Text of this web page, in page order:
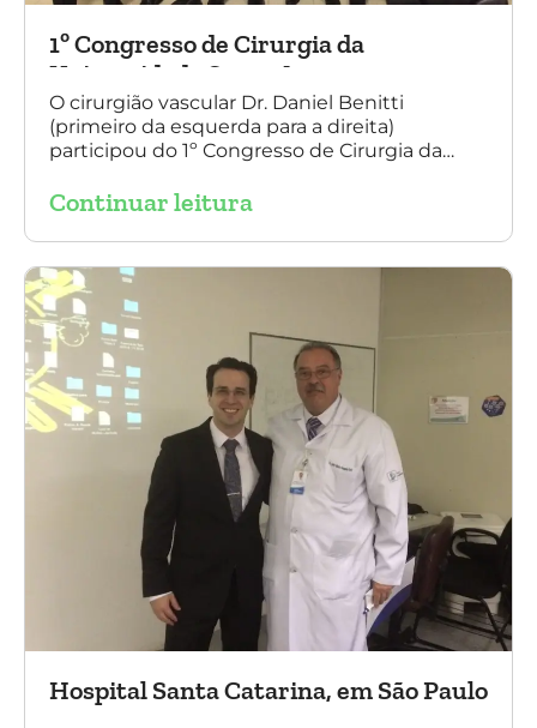
1º Congresso de Cirurgia da
Universidade Santo Amaro
O cirurgião vascular Dr. Daniel Benitti
(primeiro da esquerda para a direita)
participou do 1º Congresso de Cirurgia da
de cirurgia endovascular. O evento também
Amato e do Dr. Adnam Neser.
Continuar leitura
Hospital Santa Catarina, em São Paulo